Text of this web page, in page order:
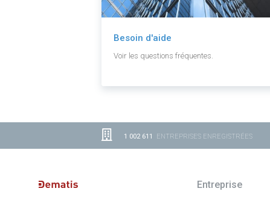
Besoin d'aide
Voir les questions fréquentes.
1 002 611 ENTREPRISES ENREGISTRÉES
Entreprise